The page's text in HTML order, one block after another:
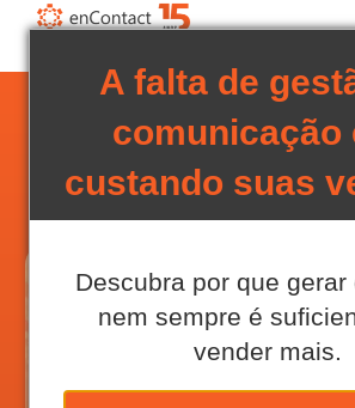
A falta de
comunicação
custando suas
Descubra por que gerar
nem sempre é
vender mais.